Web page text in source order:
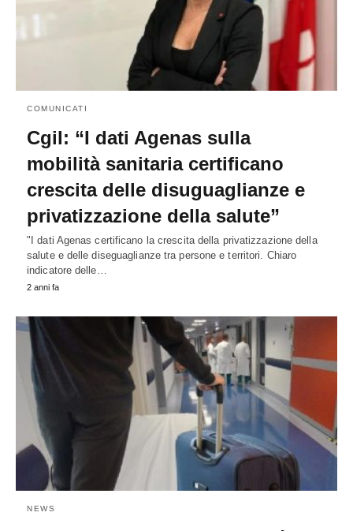
COMUNICATI
Cgil: “I dati Agenas sulla
mobilità sanitaria certificano
crescita delle disuguaglianze e
privatizzazione della salute”
"I dati Agenas certificano la crescita della privatizzazione della
salute e delle diseguaglianze tra persone e territori. Chiaro
indicatore delle…
2 anni fa
NEWS